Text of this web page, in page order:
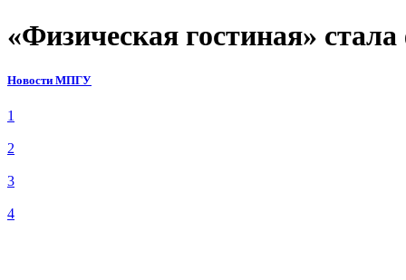
«Физическая гостиная»
Новости МПГУ
1
2
3
4